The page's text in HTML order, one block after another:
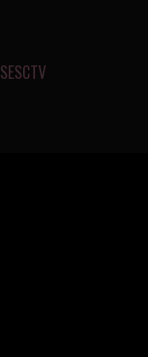
SESCTV